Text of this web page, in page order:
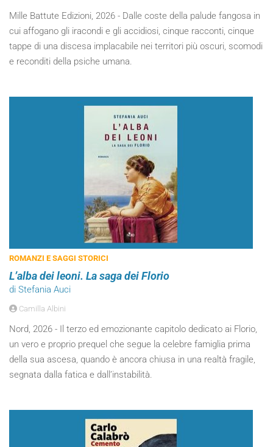
Mille Battute Edizioni, 2026 - Dalle coste della palude fangosa in
cui affogano gli iracondi e gli accidiosi, cinque racconti, cinque
tappe di una discesa implacabile nei territori più oscuri, scomodi
e reconditi della psiche umana.
ROMANZI E SAGGI STORICI
L’alba dei leoni. La saga dei Florio
di Stefania Auci
Camilla Albini
Nord, 2026 - Il terzo ed emozionante capitolo dedicato ai Florio,
un vero e proprio prequel che segue la celebre famiglia prima
della sua ascesa, quando è ancora chiusa in una realtà fragile,
segnata dalla fatica e dall’instabilità.